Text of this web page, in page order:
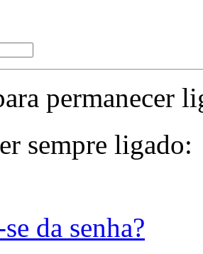
permanecer
sempre ligado:
da senha?